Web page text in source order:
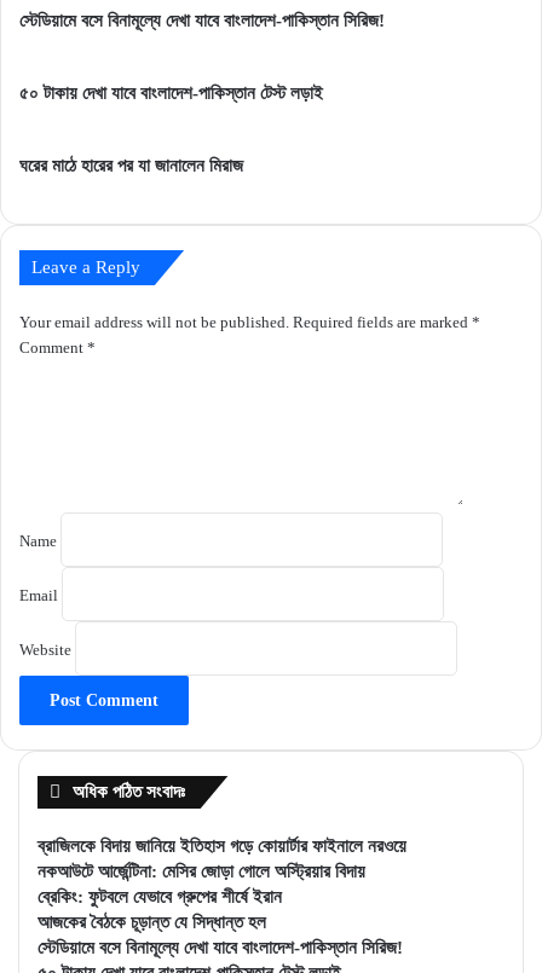
স্টেডিয়ামে বসে বিনামূল্যে দেখা যাবে বাংলাদেশ-পাকিস্তান সিরিজ!
৫০ টাকায় দেখা যাবে বাংলাদেশ-পাকিস্তান টেস্ট লড়াই
ঘরের মাঠে হারের পর যা জানালেন মিরাজ
Leave a Reply
Your email address will not be published. Required fields are marked *
Comment *
Name
Email
Website
অধিক পঠিত সংবাদঃ
ব্রাজিলকে বিদায় জানিয়ে ইতিহাস গড়ে কোয়ার্টার ফাইনালে নরওয়ে
নকআউটে আর্জেন্টিনা: মেসির জোড়া গোলে অস্ট্রিয়ার বিদায়
ব্রেকিং: ফুটবলে যেভাবে গ্রুপের শীর্ষে ইরান
আজকের বৈঠকে চূড়ান্ত যে সিদ্ধান্ত হল
স্টেডিয়ামে বসে বিনামূল্যে দেখা যাবে বাংলাদেশ-পাকিস্তান সিরিজ!